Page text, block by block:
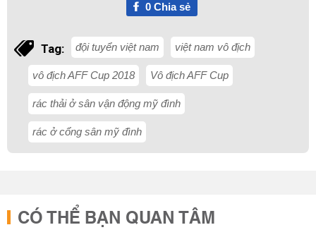
0Chia sẻ
Tag: đội tuyển việt nam việt nam vô địch
vô địch AFF Cup 2018 Vô địch AFF Cup
rác thải ở sân vận động mỹ đình
rác ở cổng sân mỹ đình
CÓ THỂ BẠN QUAN TÂM